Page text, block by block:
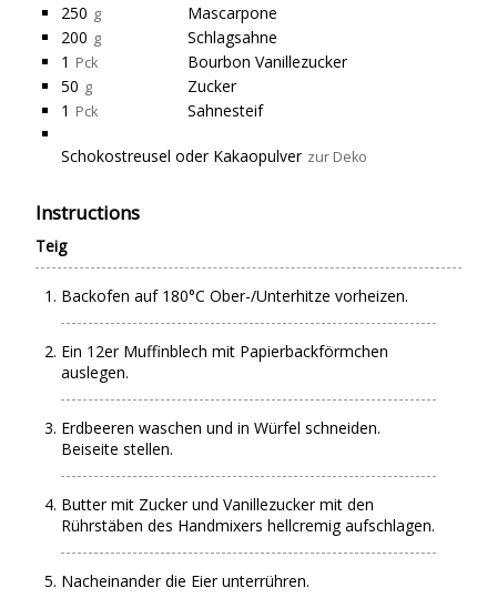
250 g
Mascarpone
200 g
Schlagsahne
1 Pck
Bourbon Vanillezucker
50 g
Zucker
1 Pck Sahnesteif
Schokostreusel oder Kakaopulver zur Deko
Instructions
Teig
Backofen auf 180°C Ober-/Unterhitze vorheizen.
Ein 12er Muffinblech mit Papierbackförmchen
auslegen.
Erdbeeren waschen und in Würfel schneiden.
Beiseite stellen.
Butter mit Zucker und Vanillezucker mit den
Rührstäben des Handmixers hellcremig aufschlagen.
Nacheinander die Eier unterrühren.